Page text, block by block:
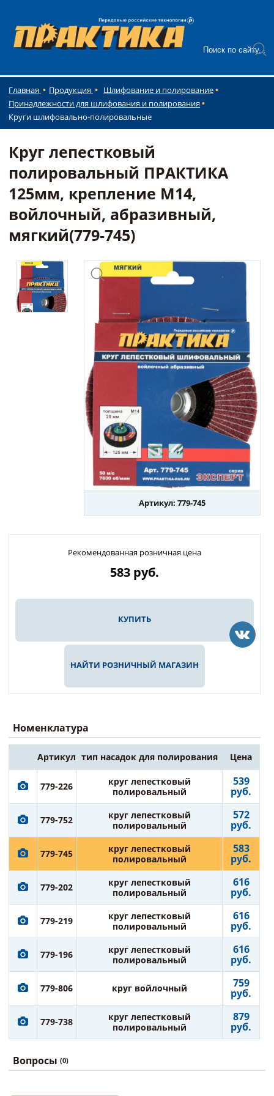
Главная Продукция
Шлифование и полирование
Принадлежности для шлифования и полирования
Круги шлифовально-полировальные
Круг лепестковый
полировальный ПРАКТИКА
125мм, крепление М14,
войлочный, абразивный,
мягкий(779-745)
Артикул: 779-745
Рекомендованная розничная цена
583 руб.
КУПИТЬ
НАЙТИ РОЗНИЧНЫЙ МАГАЗИН
Номенклатура
Артикул тип насадок для полирования Цена
779-226
круг лепестковый
полировальный
539
руб.
779-752
круг лепестковый
полировальный
572
руб.
779-745
круг лепестковый
полировальный
583
руб.
779-202
круг лепестковый
полировальный
616
руб.
779-219
круг лепестковый
полировальный
616
руб.
779-196
круг лепестковый
полировальный
616
руб.
779-806 круг войлочный 759
руб.
779-738
круг лепестковый
полировальный
879
руб.
Вопросы (0)